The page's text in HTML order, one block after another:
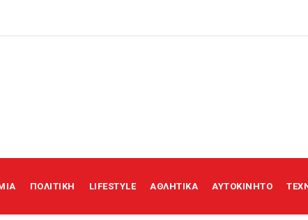
ΠΟΛΙΤΙΚΗ LIFESTYLE ΑΘΛΗΤΙΚΑ ΑΥΤΟΚΙΝΗΤΟ